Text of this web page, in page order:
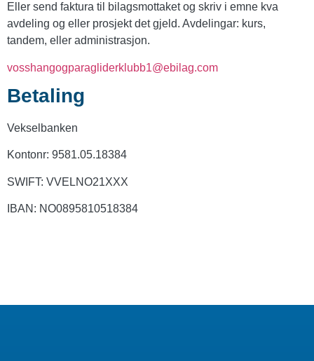
Eller send faktura til bilagsmottaket og skriv i emne kva
avdeling og eller prosjekt det gjeld. Avdelingar: kurs,
tandem, eller administrasjon.
vosshangogparagliderklubb1@ebilag.com
Betaling
Vekselbanken
Kontonr: 9581.05.18384
SWIFT: VVELNO21XXX
IBAN: NO0895810518384